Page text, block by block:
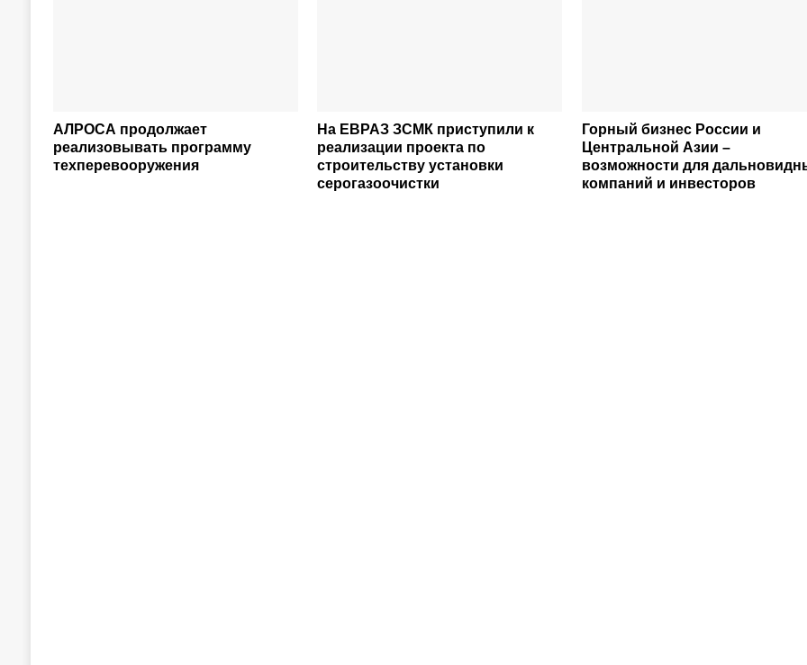
АЛРОСА продолжает
реализовывать программу
техперевооружения
На ЕВРАЗ ЗСМК приступили к
реализации проекта по
строительству установки
серогазоочистки
Горный бизнес России и
Центральной Азии –
возможности для
компаний и инвесторов